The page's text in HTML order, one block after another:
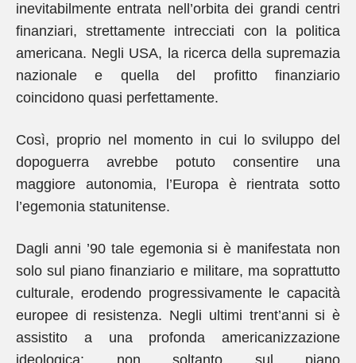
inevitabilmente entrata nell’orbita dei grandi centri
finanziari, strettamente intrecciati con la politica
americana. Negli USA, la ricerca della supremazia
nazionale e quella del profitto finanziario
coincidono quasi perfettamente.
Così, proprio nel momento in cui lo sviluppo del
dopoguerra avrebbe potuto consentire una
maggiore autonomia, l’Europa è rientrata sotto
l’egemonia statunitense.
Dagli anni ’90 tale egemonia si è manifestata non
solo sul piano finanziario e militare, ma soprattutto
culturale, erodendo progressivamente le capacità
europee di resistenza. Negli ultimi trent’anni si è
assistito a una profonda americanizzazione
ideologica: non soltanto sul piano